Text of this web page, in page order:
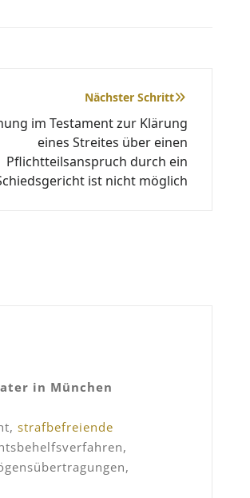
Nächster Schritt
im Testament zur Klärung
eines Streites über einen
Pflichtteilsanspruch durch ein
ist nicht möglich
in München
strafbefreiende